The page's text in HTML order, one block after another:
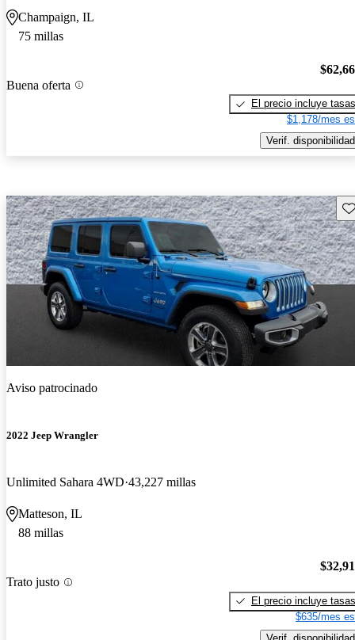
Champaign, IL
75 millas
Buena oferta
El precio incluye tasas
$1,178/mes
Verif. disponibilidad
Aviso patrocinado
2022 Jeep Wrangler
Unlimited Sahara 4WD 43,227 millas
Matteson, IL
88 millas
Trato justo
El precio incluye tasas
$635/mes